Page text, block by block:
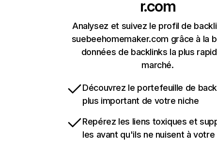
r.com
Analysez et suivez le profil de
suebeehomemaker.com grâce à la
données de backlinks la plus
marché.
Découvrez le portefeuille de
plus important de votre niche
Repérez les liens toxiques et
les avant qu'ils ne nuisent à